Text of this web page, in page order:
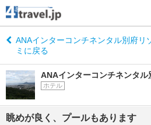
ANAインターコンチネンタル別府リ
ミに戻る
ANAインターコンチネンタ
ホテル
眺めが良く、プールもあります